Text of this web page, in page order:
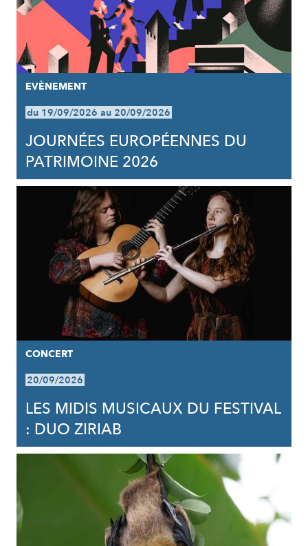
EVÈNEMENT
du 19/09/2026 au 20/09/2026
JOURNÉES EUROPÉENNES DU
PATRIMOINE 2026
CONCERT
20/09/2026
LES MIDIS MUSICAUX DU FESTIVAL
: DUO ZIRIAB